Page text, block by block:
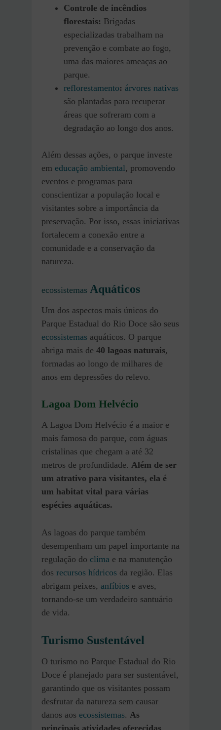
Controle de incêndios
florestais: Brigadas
especializadas trabalham na
prevenção e combate ao fogo,
uma das maiores ameaças ao
parque.
reflorestamento: árvores nativas
são plantadas para recuperar
áreas que sofreram com a
degradação ao longo dos anos.
Além dessas ações, o parque investe
em educação ambiental, promovendo
eventos e programas para
conscientizar a população local e
visitantes sobre a importância da
preservação. Por isso, essas iniciativas
fortalecem a conexão entre a
comunidade e a conservação da
natureza.
ecossistemas Aquáticos
Um dos aspectos mais únicos do
Parque Estadual do Rio Doce são seus
ecossistemas aquáticos. O parque
abriga mais de 40 lagoas naturais,
formadas ao longo de milhares de
anos em depressões do relevo.
Lagoa Dom Helvécio
A Lagoa Dom Helvécio é a maior e
mais famosa do parque, com águas
cristalinas que chegam a até 32
metros de profundidade. Além de ser
um atrativo para visitantes, ela é
um habitat vital para várias
espécies aquáticas.
As lagoas do parque também
desempenham um papel importante na
regulação do clima e na manutenção
dos recursos hídricos da região. Elas
abrigam peixes, anfíbios e aves,
tornando-se um verdadeiro santuário
de vida.
Turismo Sustentável
O turismo no Parque Estadual do Rio
Doce é planejado para ser sustentável,
garantindo que os visitantes possam
desfrutar da natureza sem causar
danos aos ecossistemas. As
principais atividades oferecidas